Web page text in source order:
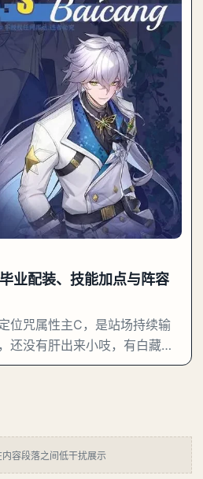
业配装、技能加点与阵容
位咒属性主C，是站场持续输
还没有肝出来小吱，有白藏的
缺另外一个二队C想打深渊也
内容段落之间低干扰展示